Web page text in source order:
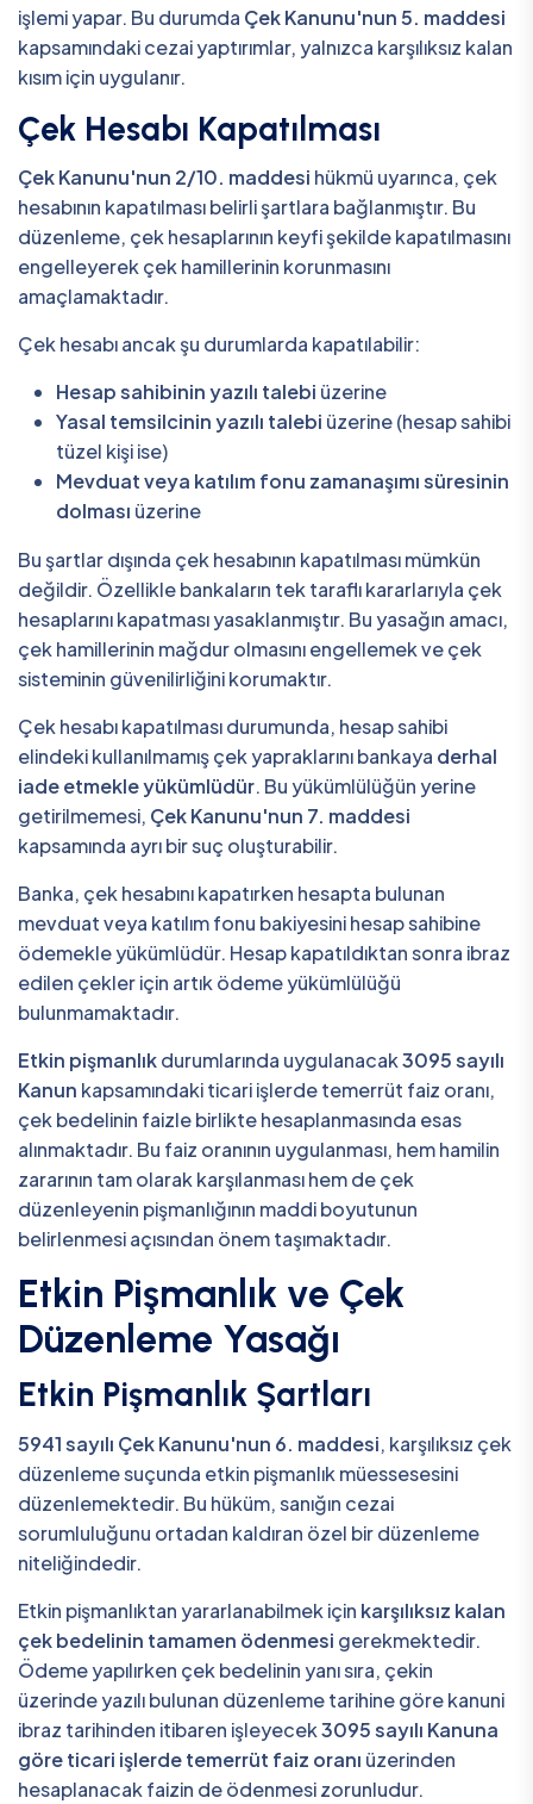
işlemi yapar. Bu durumda Çek Kanunu'nun 5. maddesi
kapsamındaki cezai yaptırımlar, yalnızca karşılıksız kalan
kısım için uygulanır.
Çek Hesabı Kapatılması
Çek Kanunu'nun 2/10. maddesi hükmü uyarınca, çek
hesabının kapatılması belirli şartlara bağlanmıştır. Bu
düzenleme, çek hesaplarının keyfi şekilde kapatılmasını
engelleyerek çek hamillerinin korunmasını
amaçlamaktadır.
Çek hesabı ancak şu durumlarda kapatılabilir:
Hesap sahibinin yazılı talebi üzerine
Yasal temsilcinin yazılı talebi üzerine (hesap sahibi
tüzel kişi ise)
Mevduat veya katılım fonu zamanaşımı süresinin
dolması üzerine
Bu şartlar dışında çek hesabının kapatılması mümkün
değildir. Özellikle bankaların tek taraflı kararlarıyla çek
hesaplarını kapatması yasaklanmıştır. Bu yasağın amacı,
çek hamillerinin mağdur olmasını engellemek ve çek
sisteminin güvenilirliğini korumaktır.
Çek hesabı kapatılması durumunda, hesap sahibi
elindeki kullanılmamış çek yapraklarını bankaya derhal
iade etmekle yükümlüdür. Bu yükümlülüğün yerine
getirilmemesi, Çek Kanunu'nun 7. maddesi
kapsamında ayrı bir suç oluşturabilir.
Banka, çek hesabını kapatırken hesapta bulunan
mevduat veya katılım fonu bakiyesini hesap sahibine
ödemekle yükümlüdür. Hesap kapatıldıktan sonra ibraz
edilen çekler için artık ödeme yükümlülüğü
bulunmamaktadır.
Etkin pişmanlıkdurumlarında uygulanacak3095 sayılı
Kanun kapsamındaki ticari işlerde temerrüt faiz oranı,
çek bedelinin faizle birlikte hesaplanmasında esas
alınmaktadır. Bu faiz oranının uygulanması, hem hamilin
zararının tam olarak karşılanması hem de çek
düzenleyenin pişmanlığının maddi boyutunun
belirlenmesi açısından önem taşımaktadır.
Etkin Pişmanlık ve Çek
Düzenleme Yasağı
Etkin Pişmanlık Şartları
5941 sayılı Çek Kanunu'nun 6. maddesi, karşılıksız çek
düzenleme suçunda etkin pişmanlık müessesesini
düzenlemektedir. Bu hüküm, sanığın cezai
sorumluluğunu ortadan kaldıran özel bir düzenleme
niteliğindedir.
Etkin pişmanlıktan yararlanabilmek için karşılıksız kalan
çek bedelinin tamamen ödenmesi gerekmektedir.
Ödeme yapılırken çek bedelinin yanı sıra, çekin
üzerinde yazılı bulunan düzenleme tarihine göre kanuni
ibraz tarihinden itibaren işleyecek3095 sayılı Kanuna
göre ticari işlerde temerrüt faiz oranı üzerinden
hesaplanacak faizin de ödenmesi zorunludur.